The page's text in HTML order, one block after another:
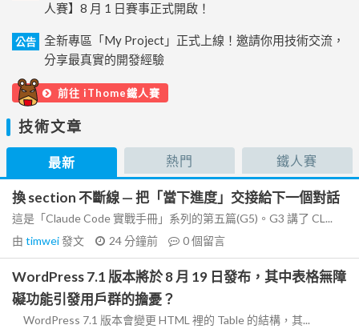
人賽】8 月 1 日賽事正式開啟！
公告
全新專區「My Project」正式上線！邀請你用技術交流，
分享最真實的開發經驗
前往 iThome鐵人賽
技術文章
最新 熱門 鐵人賽
換 section 不斷線 — 把「當下進度」交接給下一個對話
這是「Claude Code 實戰手冊」系列的第五篇(G5)。G3 講了 CL...
由 timwei發文 24 分鐘前 0個留言
WordPress 7.1 版本將於 8 月 19 日發布，其中表格無障
礙功能引發用戶群的擔憂？
WordPress 7.1 版本會變更 HTML 裡的 Table 的結構，其...